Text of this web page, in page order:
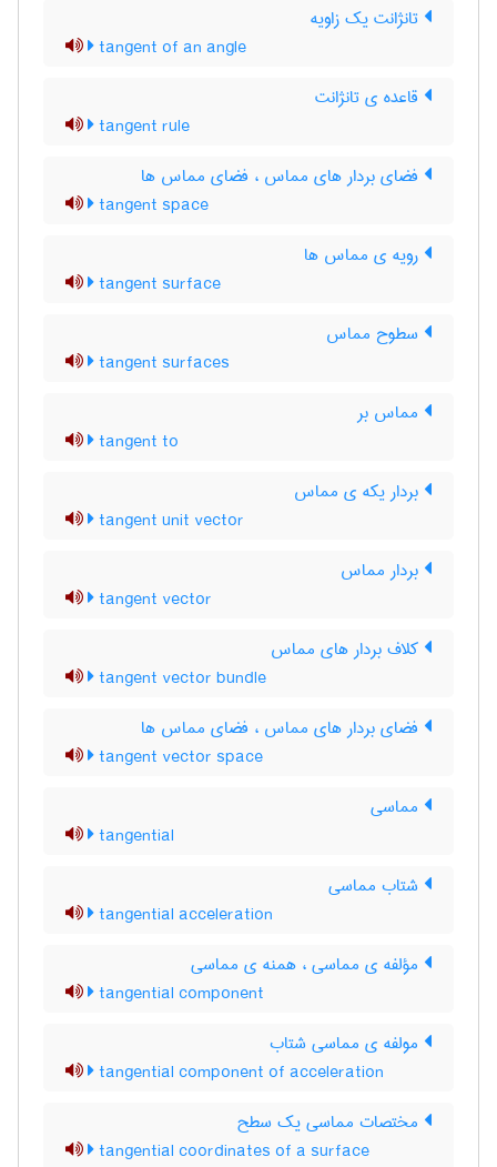
تانژانت یک زاویه
tangent of an angle
قاعده ی تانژانت
tangent rule
فضای بردار های مماس ، فضای مماس ها
tangent space
رویه ی مماس ها
tangent surface
سطوح مماس
tangent surfaces
مماس بر
tangent to
بردار یکه ی مماس
tangent unit vector
بردار مماس
tangent vector
کلاف بردار های مماس
tangent vector bundle
فضای بردار های مماس ، فضای مماس ها
tangent vector space
مماسی
tangential
شتاب مماسی
tangential acceleration
مؤلفه ی مماسی ، همنه ی مماسی
tangential component
مولفه ی مماسی شتاب
tangential component of acceleration
مختصات مماسی یک سطح
tangential coordinates of a surface